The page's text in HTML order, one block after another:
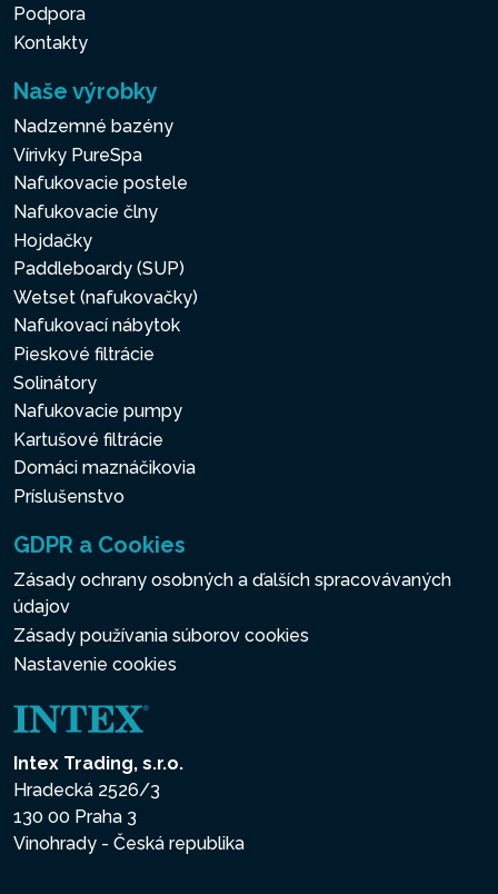
Podpora
Kontakty
Naše výrobky
Nadzemné bazény
Vírivky PureSpa
Nafukovacie postele
Nafukovacie člny
Hojdačky
Paddleboardy (SUP)
Wetset (nafukovačky)
Nafukovací nábytok
Pieskové filtrácie
Solinátory
Nafukovacie pumpy
Kartušové filtrácie
Domáci maznáčikovia
Príslušenstvo
GDPR a Cookies
Zásady ochrany osobných a ďalších spracovávaných
údajov
Zásady používania súborov cookies
Nastavenie cookies
Intex Trading, s.r.o.
Hradecká 2526/3
130 00 Praha 3
Vinohrady - Česká republika